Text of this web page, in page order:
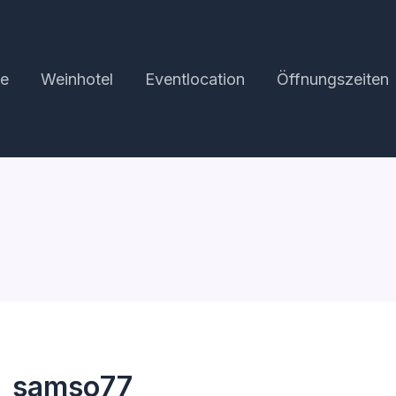
Weinhotel Eventlocation Öffnungszeiten